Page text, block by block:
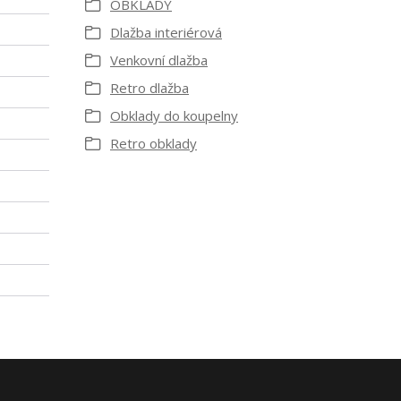
OBKLADY
Dlažba interiérová
Venkovní dlažba
Retro dlažba
Obklady do koupelny
Retro obklady